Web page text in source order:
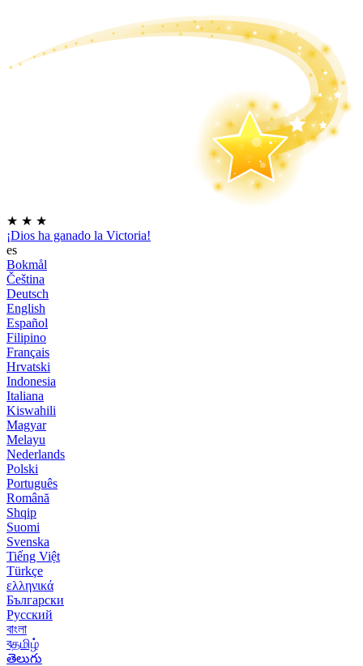
★ ★ ★
¡Dios ha ganado la Victoria!
es
Bokmål
Čeština
Deutsch
English
Español
Filipino
Français
Hrvatski
Indonesia
Italiana
Kiswahili
Magyar
Melayu
Nederlands
Polski
Português
Română
Shqip
Suomi
Svenska
Tiếng Việt
Türkçe
ελληνικά
Български
Русский
বাংলা
বதமிழ்
తెలుగు